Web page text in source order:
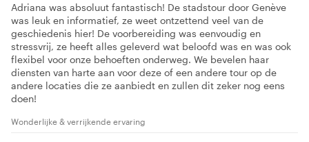
Adriana was absoluut fantastisch! De stadstour door Genève
was leuk en informatief, ze weet ontzettend veel van de
geschiedenis hier! De voorbereiding was eenvoudig en
stressvrij, ze heeft alles geleverd wat beloofd was en was ook
flexibel voor onze behoeften onderweg. We bevelen haar
diensten van harte aan voor deze of een andere tour op de
andere locaties die ze aanbiedt en zullen dit zeker nog eens
doen!
Wonderlijke & verrijkende ervaring